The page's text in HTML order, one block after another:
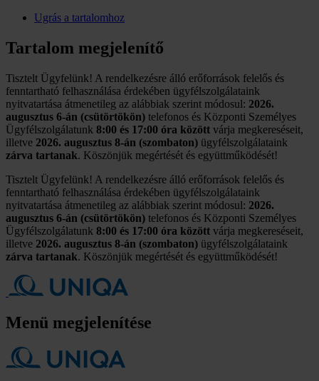
Ugrás a tartalomhoz
Tartalom megjelenítő
Tisztelt Ügyfelünk! A rendelkezésre álló erőforrások felelős és
fenntartható felhasználása érdekében ügyfélszolgálataink
nyitvatartása átmenetileg az alábbiak szerint módosul: 2026.
augusztus 6-án (csütörtökön) telefonos és Központi Személyes
Ügyfélszolgálatunk 8:00 és 17:00 óra között várja megkereséseit,
illetve 2026. augusztus 8-án (szombaton) ügyfélszolgálataink
zárva tartanak. Köszönjük megértését és együttműködését!
Tisztelt Ügyfelünk! A rendelkezésre álló erőforrások felelős és
fenntartható felhasználása érdekében ügyfélszolgálataink
nyitvatartása átmenetileg az alábbiak szerint módosul: 2026.
augusztus 6-án (csütörtökön) telefonos és Központi Személyes
Ügyfélszolgálatunk 8:00 és 17:00 óra között várja megkereséseit,
illetve 2026. augusztus 8-án (szombaton) ügyfélszolgálataink
zárva tartanak. Köszönjük megértését és együttműködését!
Menü megjelenítése